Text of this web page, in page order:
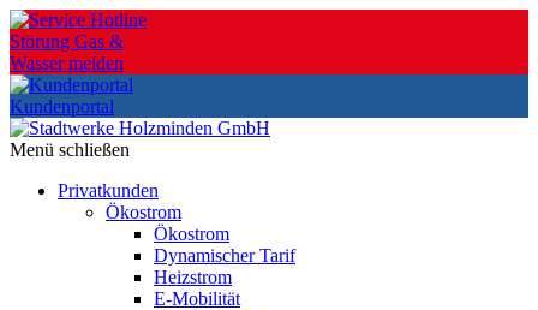
Skip
to
the
content
Störung Gas &
Wasser melden
Kundenportal
Menü schließen
Privatkunden
Ökostrom
Ökostrom
Dynamischer Tarif
Heizstrom
E-Mobilität